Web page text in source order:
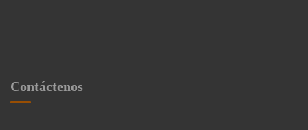
Contáctenos